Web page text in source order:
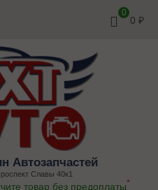
0
0 ₽
Автозапчастей
Славы 40к1
товар без предоплаты*